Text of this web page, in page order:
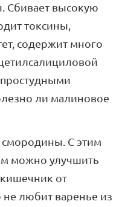
Сбивает высокую
токсины,
содержит много
ли малиновое
С этим
можно улучшить
кишечник от
любит варенье из